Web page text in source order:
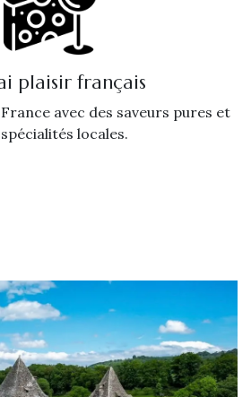
plaisir français
avec des saveurs pures et
locales.